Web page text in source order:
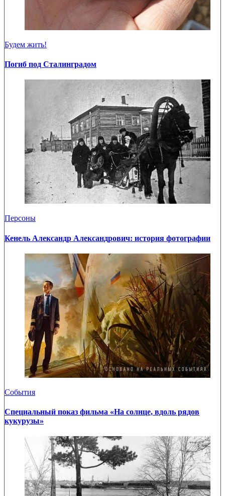
Будем жить!
Погиб под Сталинградом
Персоны
Кенель Александр Александрович: история фотографии
События
Специальный показ фильма «На солнце, вдоль рядов
кукурузы»